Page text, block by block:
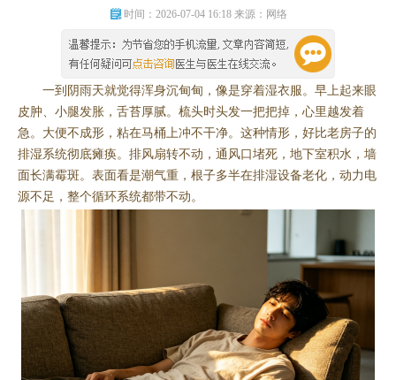
时间：2026-07-04 16:18 来源：网络
一到阴雨天就觉得浑身沉甸甸，像是穿着湿衣服。早上起来眼
皮肿、小腿发胀，舌苔厚腻。梳头时头发一把把掉，心里越发着
急。大便不成形，粘在马桶上冲不干净。这种情形，好比老房子的
排湿系统彻底瘫痪。排风扇转不动，通风口堵死，地下室积水，墙
面长满霉斑。表面看是潮气重，根子多半在排湿设备老化，动力电
源不足，整个循环系统都带不动。